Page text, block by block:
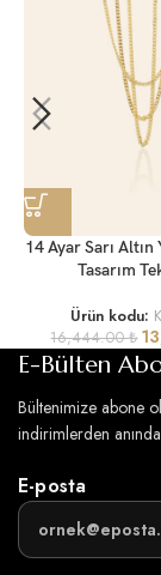
14 Ayar Sarı Altın
Tasarım
Ürün kodu:
16,444.00₺
E-Bülten
Bültenimize abone
indirimlerden
E-posta